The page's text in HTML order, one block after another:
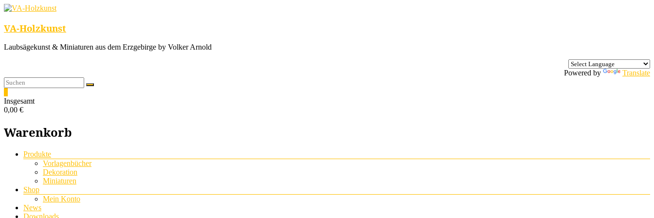
VA-Holzkunst
Laubsägekunst & Miniaturen aus dem Erzgebirge by Volker Arnold
Powered by Translate
Insgesamt
0,00 €
Warenkorb
Menü
Produkte
Vorlagenbücher
Dekoration
Miniaturen
Shop
Mein Konto
News